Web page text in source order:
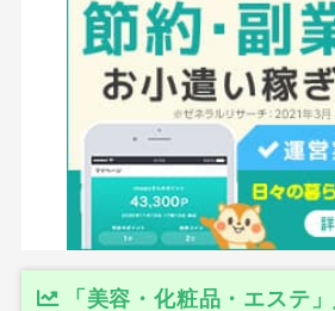
「美容・化粧品・エステ